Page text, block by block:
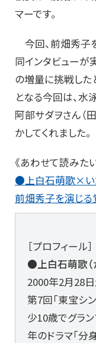
マーです。
今回、前畑秀子
同インタビューが
の増量に挑戦した
となる今回は、水
阿部サダヲさん（
かしてくれました。
《あわせて読みた
●上白石萌歌×い
前畑秀子を演じる
［プロフィール］
●上白石萌歌（
2000年2月28
第7回「東宝シ
少10歳でグラ
年のドラマ「分